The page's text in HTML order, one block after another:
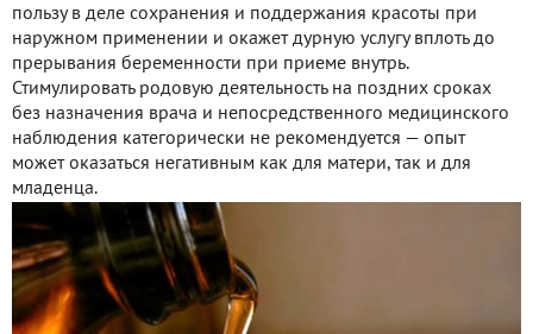
пользу в деле сохранения и поддержания красоты при
наружном применении и окажет дурную услугу вплоть до
прерывания беременности при приеме внутрь.
Стимулировать родовую деятельность на поздних сроках
без назначения врача и непосредственного медицинского
наблюдения категорически не рекомендуется — опыт
может оказаться негативным как для матери, так и для
младенца.